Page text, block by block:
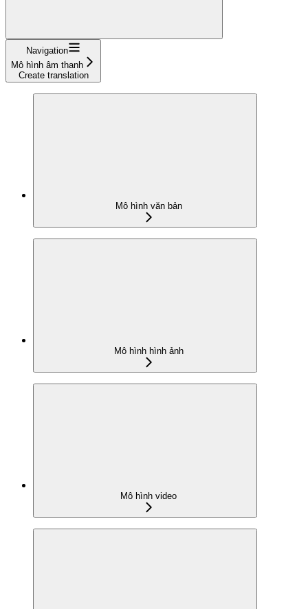
Navigation
Mô hình âm thanh
Create translation
Mô hình văn bản
Mô hình hình ảnh
Mô hình video